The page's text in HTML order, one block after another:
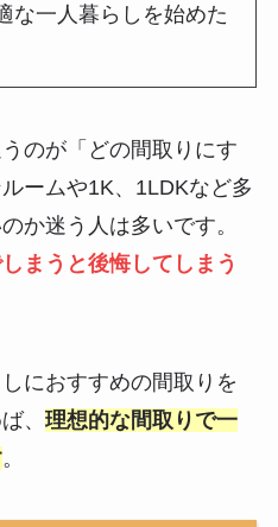
な一人暮らしを始めた
のが「どの間取りにす
ームや1K、1LDKなど多
か迷う人は多いです。
まうと後悔してしまう
におすすめの間取りを
、 理想的な間取りで一
。